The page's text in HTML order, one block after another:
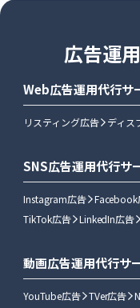
広告運
Web広告運用代行サ
リスティング広告 ディス
SNS広告運用代行サ
Instagram広告 Facebook
TikTok広告
LinkedIn広告
動画広告運用代行サ
YouTube広告 TVer広告